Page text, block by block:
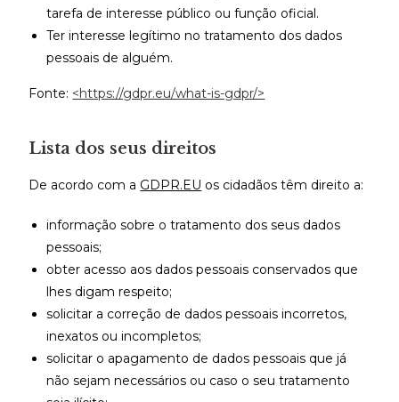
tarefa de interesse público ou função oficial.
Ter interesse legítimo no tratamento dos dados
pessoais de alguém.
Fonte: <https://gdpr.eu/what-is-gdpr/>
Lista dos seus direitos
De acordo com a GDPR.EU os cidadãos têm direito a:
informação sobre o tratamento dos seus dados
pessoais;
obter acesso aos dados pessoais conservados que
lhes digam respeito;
solicitar a correção de dados pessoais incorretos,
inexatos ou incompletos;
solicitar o apagamento de dados pessoais que já
não sejam necessários ou caso o seu tratamento